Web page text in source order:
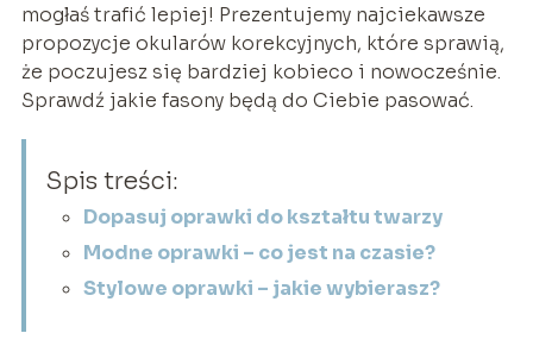
mogłaś trafić lepiej! Prezentujemy najciekawsze
propozycje okularów korekcyjnych, które sprawią,
że poczujesz się bardziej kobieco i nowocześnie.
Sprawdź jakie fasony będą do Ciebie pasować.
Spis treści:
Dopasuj oprawki do kształtu twarzy
Modne oprawki – co jest na czasie?
Stylowe oprawki – jakie wybierasz?